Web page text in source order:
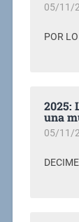
05/11/
POR
2025:
una
05/11/